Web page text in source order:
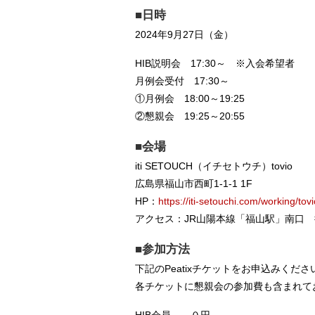
■日時
2024年9月27日（金）
HIB説明会 17:30～ ※入会希望者
月例会受付 17:30～
①月例会 18:00～19:25
②懇親会 19:25～20:55
■会場
iti SETOUCH（イチセトウチ）tovio
広島県福山市西町1-1-1 1F
HP： https://iti-setouchi.com/working/
アクセス：JR山陽本線「福山駅」南口
■参加方法
下記のPeatixチケットをお申込みくださ
各チケットに懇親会の参加費も含まれて